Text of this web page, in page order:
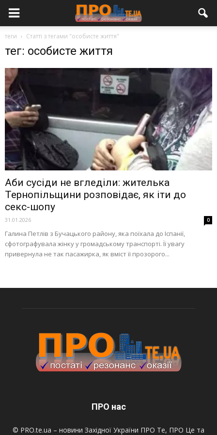
теги Статті з тегами "особисте життя"
тег: особисте життя
Аби сусіди не вгледіли: жителька
Тернопільщини розповідає, як іти до
секс-шопу
31.01.2026 0
Галина Петлів з Бучацького району, яка поїхала до Іспанії,
сфотографувала жінку у громадському транспорті. Її увагу
привернула не так пасажирка, як вміст її прозорого...
ПРО нас
© PRO.te.ua – новини Західної України ПРО Те, ПРО Це та